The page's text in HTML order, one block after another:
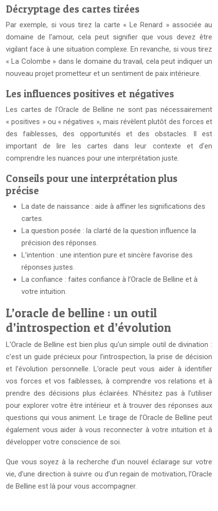
Décryptage des cartes tirées
Par exemple, si vous tirez la carte « Le Renard » associée au
domaine de l’amour, cela peut signifier que vous devez être
vigilant face à une situation complexe. En revanche, si vous tirez
« La Colombe » dans le domaine du travail, cela peut indiquer un
nouveau projet prometteur et un sentiment de paix intérieure.
Les influences positives et négatives
Les cartes de l’Oracle de Belline ne sont pas nécessairement
« positives » ou « négatives », mais révèlent plutôt des forces et
des faiblesses, des opportunités et des obstacles. Il est
important de lire les cartes dans leur contexte et d’en
comprendre les nuances pour une interprétation juste.
Conseils pour une interprétation plus
précise
La date de naissance : aide à affiner les significations des
cartes.
La question posée : la clarté de la question influence la
précision des réponses.
L’intention : une intention pure et sincère favorise des
réponses justes.
La confiance : faites confiance à l’Oracle de Belline et à
votre intuition.
L’oracle de belline : un outil
d’introspection et d’évolution
L’Oracle de Belline est bien plus qu’un simple outil de divination :
c’est un guide précieux pour l’introspection, la prise de décision
et l’évolution personnelle. L’oracle peut vous aider à identifier
vos forces et vos faiblesses, à comprendre vos relations et à
prendre des décisions plus éclairées. N’hésitez pas à l’utiliser
pour explorer votre être intérieur et à trouver des réponses aux
questions qui vous animent. Le tirage de l’Oracle de Belline peut
également vous aider à vous reconnecter à votre intuition et à
développer votre conscience de soi.
Que vous soyez à la recherche d’un nouvel éclairage sur votre
vie, d’une direction à suivre ou d’un regain de motivation, l’Oracle
de Belline est là pour vous accompagner.